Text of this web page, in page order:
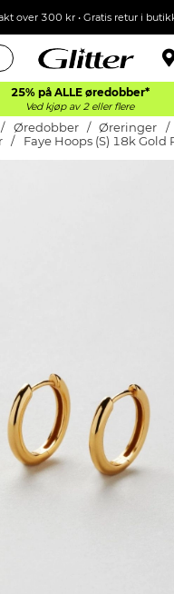
over 300 kr • Gratis retur i
25% på ALLE øredobber*
Ved kjøp av 2 eller flere
Øredobber
Øreringer
Faye Hoops (S) 18k Gold